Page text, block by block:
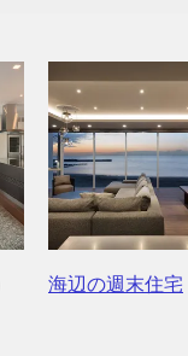
海辺の週末住宅